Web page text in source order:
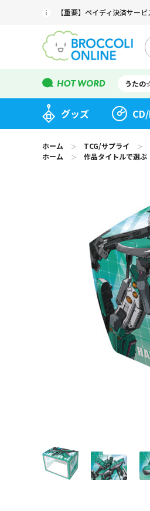
【重要】ペイディ決済サー
うたの
グッズ
ホーム ＞ TCG/サプライ ＞
ホーム
＞ 作品タイトルで選ぶ